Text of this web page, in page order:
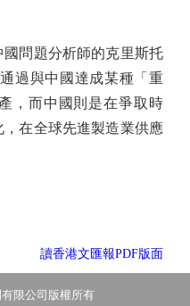
問題分析師的克里斯托
過與中國達成某種「重
，而中國則是在爭取時
在全球先進製造業供應
讀香港文匯報PDF版面
限公司版權所有